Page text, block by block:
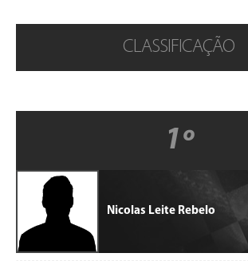
CLASSIFICAÇÃO
1º
Nicolas Leite Rebelo